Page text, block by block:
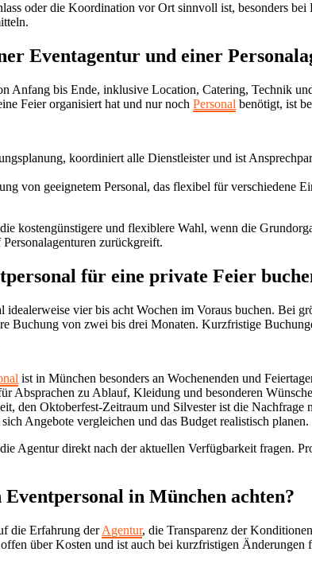
oder die Koordination vor Ort sinnvoll ist, besonders
Eventagentur und einer
Anfang bis Ende, inklusive Location, Catering, Technik
Feier organisiert hat und nur nochPersonal benötigt, ist
koordiniert alle Dienstleister und ist
von geeignetem Personal, das flexibel für verschiedene
kostengünstigere und flexiblere Wahl, wenn die
zurückgreift.
für eine private Feier
vier bis acht Wochen im Voraus buchen. Bei
Buchung von zwei bis drei Monaten. Kurzfristige
ist in München besonders an Wochenenden und
Absprachen zu Ablauf, Kleidung und besonderen
den Oktoberfest-Zeitraum und Silvester ist die
Angebote vergleichen und das Budget realistisch planen.
Agentur direkt nach der aktuellen Verfügbarkeit fragen.
in München achten?
die Erfahrung derAgentur, die Transparenz der
über Kosten und ist auch bei kurzfristigen Änderungen